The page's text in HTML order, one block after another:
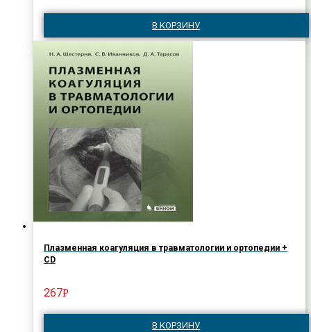
В КОРЗИНУ
Плазменная коагуляция в травматологии и ортопедии +
CD
267Р
В КОРЗИНУ